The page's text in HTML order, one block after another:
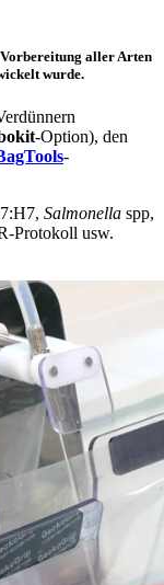
aller Arten
wurde.
-Option), den
-
Salmonella spp,
Protokoll usw.